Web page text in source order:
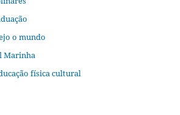
o mundo
Marinha
física cultural